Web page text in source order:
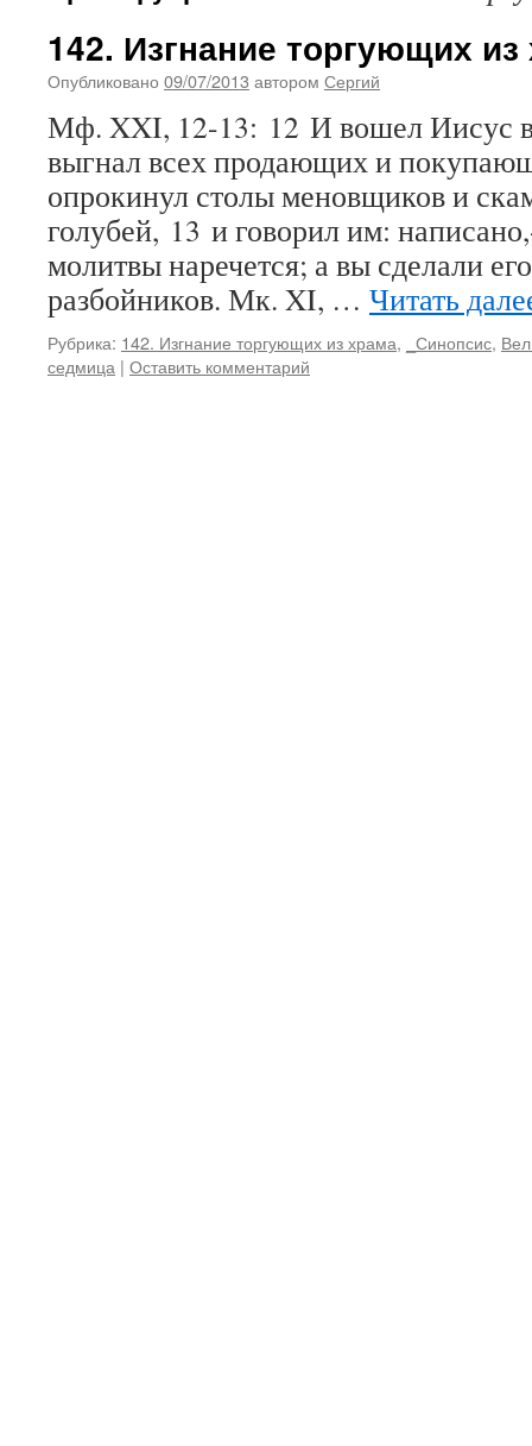
142. Изгнание торгующих
Опубликовано 09/07/2013 автором Сергий
Мф. XXI, 12-13: 12 И вошел Иисус
выгнал всех продающих и
опрокинул столы меновщиков и
голубей, 13 и говорил им:
молитвы наречется; а вы сделали
разбойников. Мк. XI, … Читать
Рубрика: 142. Изгнание торгующих из храма, _Синопсис,
седмица | Оставить комментарий